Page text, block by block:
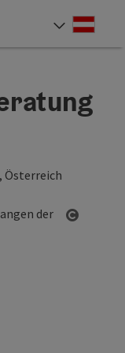
Österreich